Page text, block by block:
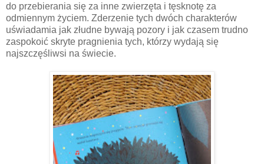
do przebierania się za inne zwierzęta i tęsknotę za
odmiennym życiem. Zderzenie tych dwóch charakterów
uświadamia jak złudne bywają pozory i jak czasem trudno
zaspokoić skryte pragnienia tych, którzy wydają się
najszczęśliwsi na świecie.